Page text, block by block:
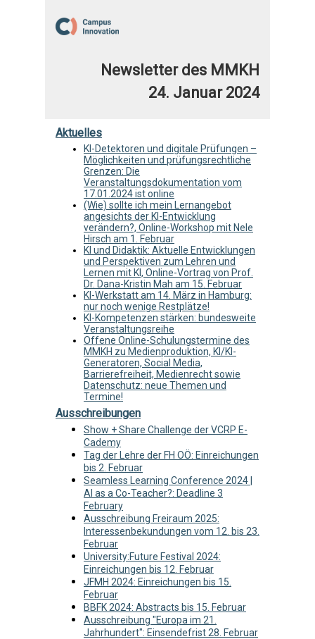
Newsletter des MMKH
24. Januar 2024
Aktuelles
KI-Detektoren und digitale Prüfungen –
Möglichkeiten und prüfungsrechtliche
Grenzen: Die
Veranstaltungsdokumentation vom
17.01.2024 ist online
(Wie) sollte ich mein Lernangebot
angesichts der KI-Entwicklung
verändern?, Online-Workshop mit Nele
Hirsch am 1. Februar
KI und Didaktik: Aktuelle Entwicklungen
und Perspektiven zum Lehren und
Lernen mit KI, Online-Vortrag von Prof.
Dr. Dana-Kristin Mah am 15. Februar
KI-Werkstatt am 14. März in Hamburg:
nur noch wenige Restplätze!
KI-Kompetenzen stärken: bundesweite
Veranstaltungsreihe
Offene Online-Schulungstermine des
MMKH zu Medienproduktion, KI/KI-
Generatoren, Social Media,
Barrierefreiheit, Medienrecht sowie
Datenschutz: neue Themen und
Termine!
Ausschreibungen
Show + Share Challenge der VCRP E-
Cademy
Tag der Lehre der FH OÖ: Einreichungen
bis 2. Februar
Seamless Learning Conference 2024 |
AI as a Co-Teacher?: Deadline 3
February
Ausschreibung Freiraum 2025:
Interessenbekundungen vom 12. bis 23.
Februar
University:Future Festival 2024:
Einreichungen bis 12. Februar
JFMH 2024: Einreichungen bis 15.
Februar
BBFK 2024: Abstracts bis 15. Februar
Ausschreibung "Europa im 21.
Jahrhundert": Einsendefrist 28. Februar